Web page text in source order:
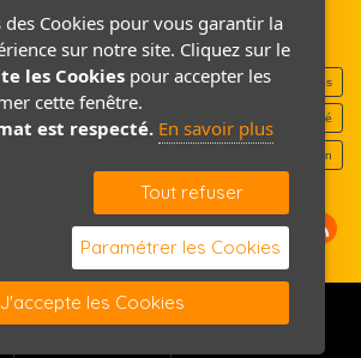
Mentions légales
Politique de confidentialité
Contact / Plan
Cookies pour vous garantir la
sur notre site. Cliquez sur le
les Cookies pour accepter les
cette fenêtre.
est respecté. En savoir plus
Tout refuser
Paramétrer les Cookies
J'accepte les Cookies